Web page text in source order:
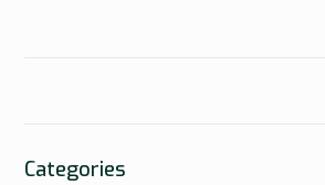
Categories